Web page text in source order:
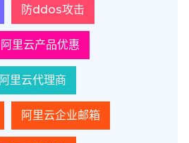
防ddos攻击
阿里云产品优惠
阿里云代理商
阿里云企业邮箱